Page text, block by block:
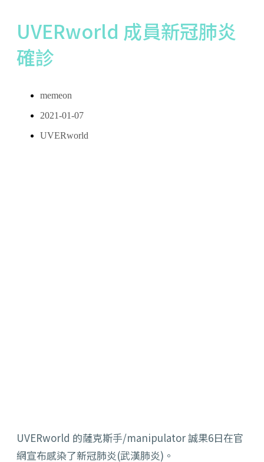
UVERworld 成員新冠肺炎
確診
memeon
2021-01-07
UVERworld
UVERworld 的薩克斯手/manipulator 誠果6日在官
網宣布感染了新冠肺炎(武漢肺炎)。